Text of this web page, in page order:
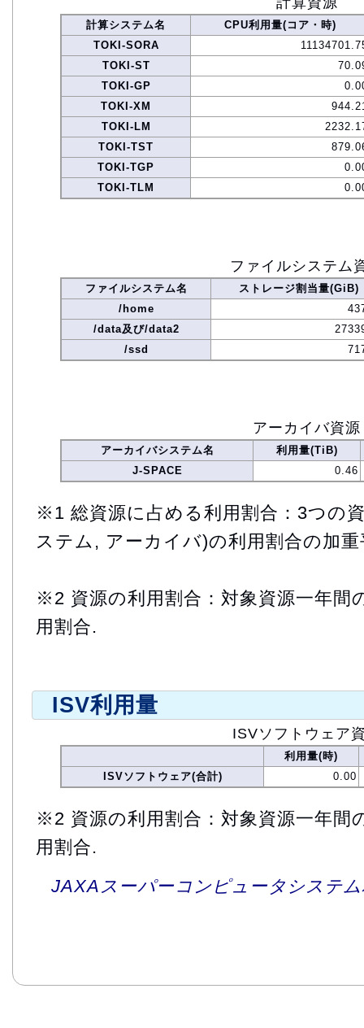
計算システム名
CPU利用量(コア・時)
TOKI-SORA
TOKI-ST
TOKI-GP
TOKI-XM
TOKI-LM
TOKI-TST
TOKI-TGP
TOKI-TLM
ファイルシステム
ファイルシステム名
ストレージ割当量(GiB)
/home
/data及び/data2
/ssd
アーカイバ資源
アーカイバシステム名
利用量(TiB)
J-SPACE
0.46
※1 総資源に占める利用割合：3つの
ステム, アーカイバ)の利用割合の加重
※2 資源の利用割合：対象資源一年間
用割合.
ISV利用量
ISVソフトウェア
利用量(時)
ISVソフトウェア(合計)
0.00
※2 資源の利用割合：対象資源一年間
用割合.
JAXAスーパーコンピュータシステ